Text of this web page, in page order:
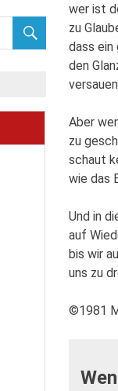
wer ist
zu
dass ein
den
Aber
zu
schaut
wie das
Und in
auf
bis wir
uns zu
©1981